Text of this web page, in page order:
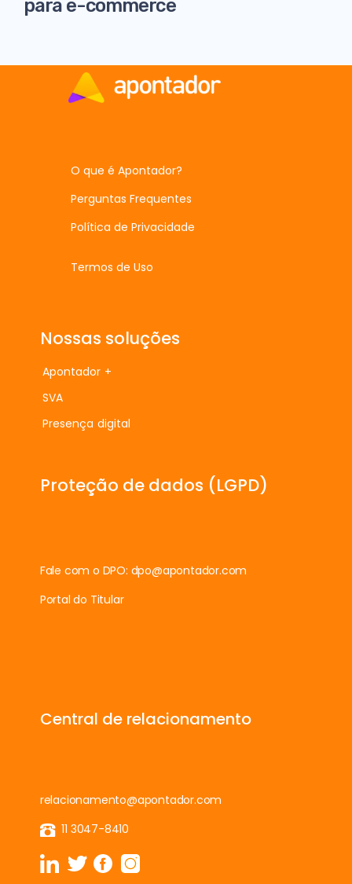
para e-commerce
O que é Apontador?
Perguntas Frequentes
Política de Privacidade
Termos de Uso
Nossas soluções
Apontador +
SVA
Presença digital
Proteção de dados (LGPD)
Fale com o DPO: dpo@apontador.com
Portal do Titular
Central de relacionamento
relacionamento@apontador.com
11 3047-8410